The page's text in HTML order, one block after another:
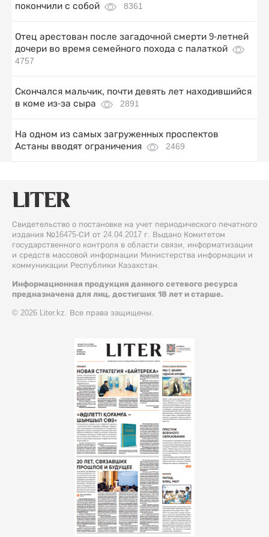
покончили с собой
8361
Отец арестован после загадочной смерти 9-летней
дочери во время семейного похода с палаткой
4757
Скончался мальчик, почти девять лет находившийся
в коме из-за сыра
2891
На одном из самых загруженных проспектов
Астаны вводят ограничения
2469
Свидетельство о постановке на учет периодического печатного
издания №16475-СИ от 24.04.2017 г. Выдано Комитетом
государственного контроля в области связи, информатизации
и средств массовой информации Министерства информации и
коммуникации Республики Казахстан.
Информационная продукция данного сетевого ресурса
предназначена для лиц, достигших 18 лет и старше.
© 2026 Liter.kz. Все права защищены.